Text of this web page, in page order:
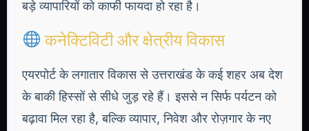
बड़े व्यापारियों को काफी फायदा हो रहा है।
कनेक्टिविटी और क्षेत्रीय विकास
एयरपोर्ट के लगातार विकास से उत्तराखंड के कई शहर अब देश
के बाकी हिस्सों से सीधे जुड़ रहे हैं। इससे न सिर्फ पर्यटन को
बढ़ावा मिल रहा है, बल्कि व्यापार, निवेश और रोज़गार के नए